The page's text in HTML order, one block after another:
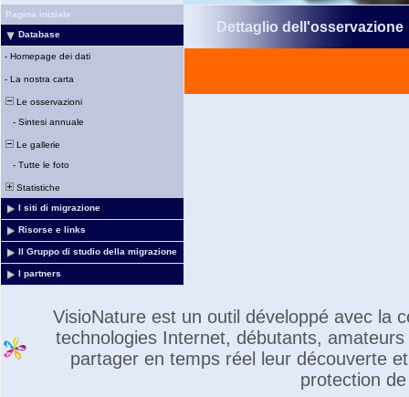
Pagina iniziale
Database
- Homepage dei dati
- La nostra carta
Le osservazioni
- Sintesi annuale
Le gallerie
- Tutte le foto
Statistiche
I siti di migrazione
Risorse e links
Il Gruppo di studio della migrazione
I partners
Dettaglio dell'osservazione
VisioNature est un outil développé avec la
technologies Internet, débutants,
partager en temps réel leur découverte
protection